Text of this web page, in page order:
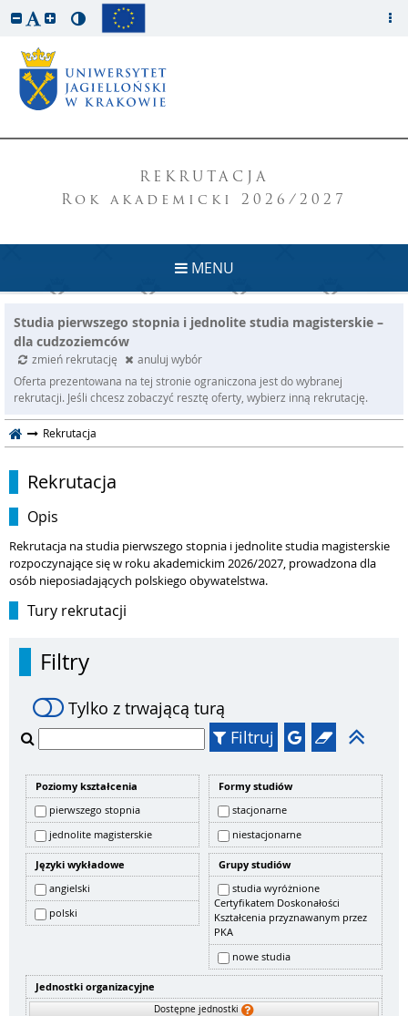
REKRUTACJA
Rok akademicki 2026/2027
MENU
Studia pierwszego stopnia i jednolite studia magisterskie –
dla cudzoziemców
zmień rekrutację
anuluj wybór
Oferta prezentowana na tej stronie ograniczona jest do wybranej
rekrutacji. Jeśli chcesz zobaczyć resztę oferty, wybierz inną rekrutację.
Rekrutacja
Rekrutacja
Opis
Rekrutacja na studia pierwszego stopnia i jednolite studia magisterskie
rozpoczynające się w roku akademickim 2026/2027, prowadzona dla
osób nieposiadających polskiego obywatelstwa.
Tury rekrutacji
Filtry
Tylko z trwającą turą
Filtruj
Poziomy kształcenia
pierwszego stopnia
jednolite magisterskie
Formy studiów
stacjonarne
niestacjonarne
Języki wykładowe
angielski
polski
Grupy studiów
studia wyróżnione
Certyfikatem Doskonałości
Kształcenia przyznawanym przez
PKA
nowe studia
Jednostki organizacyjne
Dostępne jednostki